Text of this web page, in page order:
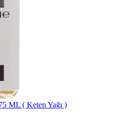
ML ( Keten Yağı )